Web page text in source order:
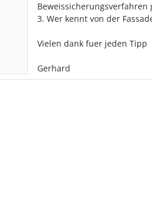
3. Wer kennt von der
Vielen dank fuer jeden Tipp
Gerhard